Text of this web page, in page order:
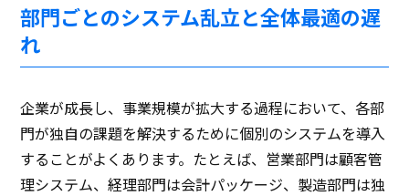
部門ごとのシステム乱立と全体最適の遅
れ
企業が成長し、事業規模が拡大する過程において、各部
門が独自の課題を解決するために個別のシステムを導入
することがよくあります。たとえば、営業部門は顧客管
理システム、経理部門は会計パッケージ、製造部門は独